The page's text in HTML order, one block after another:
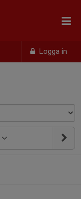
Logga in